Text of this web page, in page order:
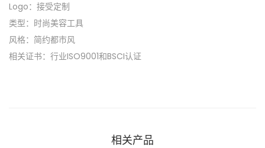
Logo：接受定制
类型：时尚美容工具
风格：简约都市风
相关证书：行业ISO9001和BSCI认证
相关产品